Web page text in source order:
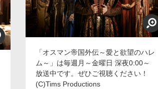
「オスマン帝国外伝～愛と欲望のハレ
ム～」は毎週月～金曜日 深夜0:00～
放送中です。ぜひご視聴ください！
(C)Tims Productions